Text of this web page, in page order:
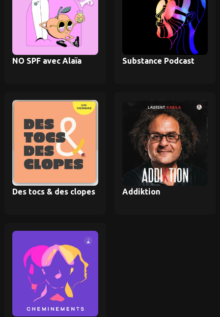
NO SPF avec Alaïa Substance Podcast
Des tocs & des clopes Addiktion